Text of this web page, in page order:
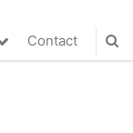
Contact